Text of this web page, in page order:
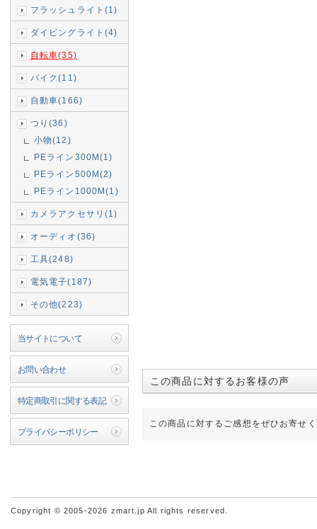
フラッシュライト(1)
ダイビングライト(4)
自転車(35)
バイク(11)
自動車(166)
つり(36)
小物(12)
PEライン300M(1)
PEライン500M(2)
PEライン1000M(1)
カメラアクセサリ(1)
オーディオ(36)
工具(248)
電気電子(187)
その他(223)
当サイトについて
お問い合わせ
特定商取引に関する表記
プライバシーポリシー
この商品に対するお客様の声
この商品に対するご感想をぜひお寄せ
Copyright © 2005-2026 zmart.jp All rights reserved.